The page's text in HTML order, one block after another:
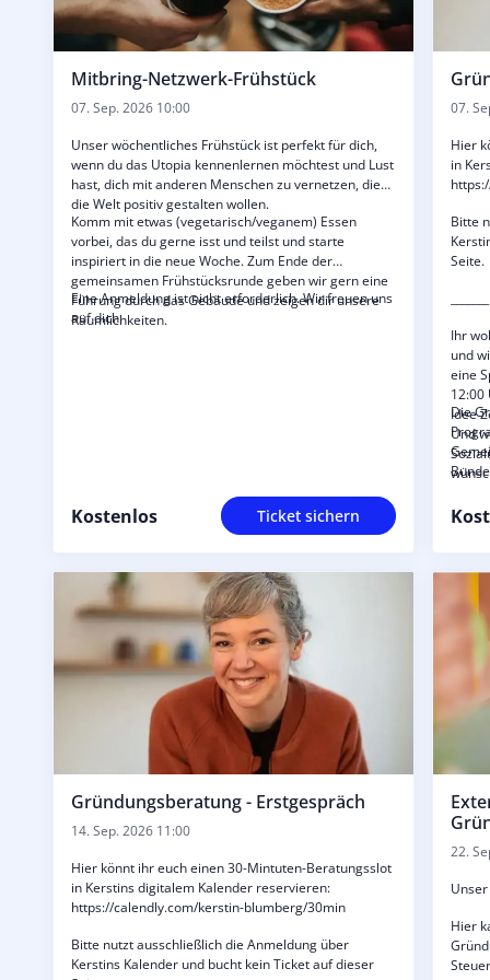
Mitbring-Netzwerk-Frühstück
07. Sep. 2026 10:00
Unser wöchentliches Frühstück ist perfekt für dich,
wenn du das Utopia kennenlernen möchtest und Lust
hast, dich mit anderen Menschen zu vernetzen, die
die Welt positiv gestalten wollen.
Komm mit etwas (vegetarisch/veganem) Essen
vorbei, das du gerne isst und teilst und starte
inspiriert in die neue Woche. Zum Ende der
gemeinsamen Frühstücksrunde geben wir gern eine
Führung durch das Gebäude und zeigen dir unsere
Räumlichkeiten.
Eine Anmeldung ist nicht erforderlich. Wir freuen uns
auf dich.
Kostenlos Ticket sichern
07.
Hier
in
Bitte
Seite.
Ihr
und
eine
12:00
Idee
Und
_______
Die
Gründungsberatung - Erstgespräch
14. Sep. 2026 11:00
Hier könnt ihr euch einen 30-Mintuten-Beratungsslot
in Kerstins digitalem Kalender reservieren:
https://calendly.com/kerstin-blumberg/30min
Bitte nutzt ausschließlich die Anmeldung über
Kerstins Kalender und bucht kein Ticket auf dieser
22.
Hier